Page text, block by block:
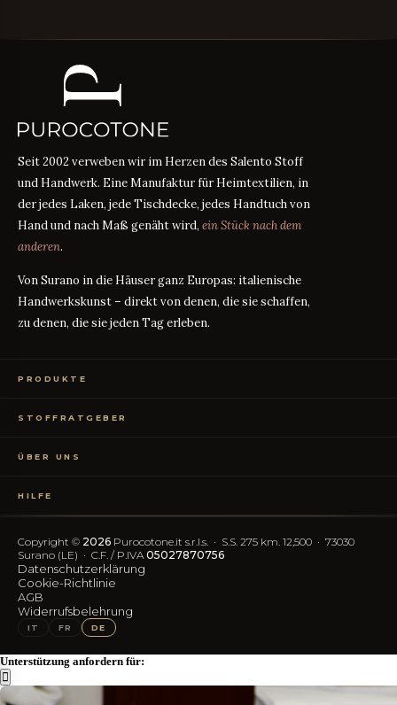
Seit 2002 verweben wir im Herzen des Salento Stoff
und Handwerk. Eine Manufaktur für Heimtextilien, in
der jedes Laken, jede Tischdecke, jedes Handtuch von
Hand und nach Maß genäht wird, ein Stück nach dem
anderen.
Von Surano in die Häuser ganz Europas: italienische
Handwerkskunst – direkt von denen, die sie schaffen,
zu denen, die sie jeden Tag erleben.
PRODUKTE
Tischwäsche
Homewear
STOFFRATGEBER
Perkal oder Satin?
TC300 vs Ägyptische Baumwolle
ÜBER UNS
OEKO-TEX-Zertifizierung
Vereinfachter Widerruf
Trustpilot-Bewertungen
HILFE
FAQ
Versandkosten
FOLGEN SIE UNS
IG FB
Copyright © 2026 Purocotone.it s.r.l.s. · S.S. 275 km. 12,500 · 73030
Surano (LE) · C.F. / P.IVA05027870756
Datenschutzerklärung
Cookie-Richtlinie
AGB
Widerrufsbelehrung
IT FR DE
Unterstützung anfordern für: